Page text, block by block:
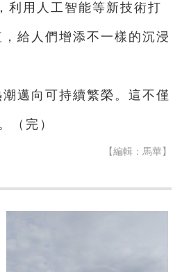
利用人工智能等新技術打
給人們增添不一樣的沉浸
邁向可持續繁榮。這不僅
（完）
【編輯：馬華】